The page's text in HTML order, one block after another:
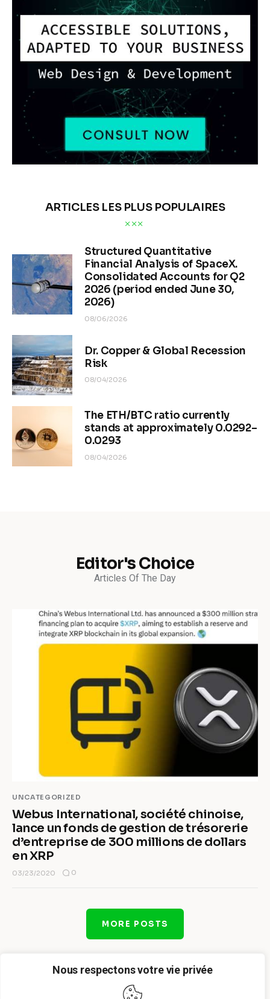
Nous respectons votre vie privée
ARTICLES LES PLUS POPULAIRES
Structured Quantitative
Financial Analysis of SpaceX.
Consolidated Accounts for Q2
2026 (period ended June 30,
2026)
08/06/2026
Dr. Copper & Global Recession
Risk
08/04/2026
The ETH/BTC ratio currently
stands at approximately 0.0292–
0.0293
08/04/2026
Editor's Choice
Articles Of The Day
UNCATEGORIZED
Webus International, société chinoise,
lance un fonds de gestion de trésorerie
d’entreprise de 300 millions de dollars
en XRP
03/23/2020 0
MORE POSTS